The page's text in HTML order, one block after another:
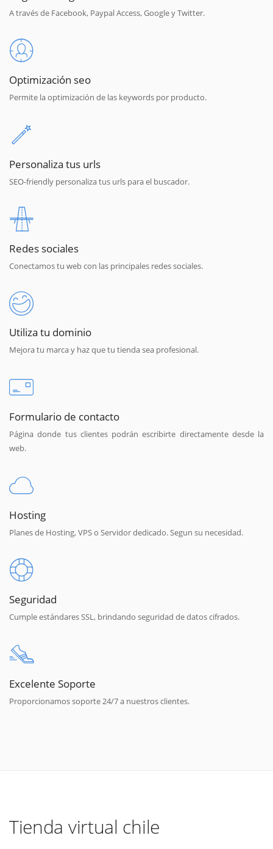
A través de Facebook, Paypal Access, Google y Twitter.
Optimización seo
Permite la optimización de las keywords por producto.
Personaliza tus urls
SEO-friendly personaliza tus urls para el buscador.
Redes sociales
Conectamos tu web con las principales redes sociales.
Utiliza tu dominio
Mejora tu marca y haz que tu tienda sea profesional.
Formulario de contacto
Página donde tus clientes podrán escribirte directamente desde la
web.
Hosting
Planes de Hosting, VPS o Servidor dedicado. Segun su necesidad.
Seguridad
Cumple estándares SSL, brindando seguridad de datos cifrados.
Excelente Soporte
Proporcionamos soporte 24/7 a nuestros clientes.
Tienda virtual chile